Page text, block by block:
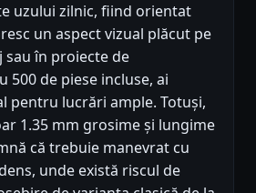
uzului zilnic, fiind orientat
un aspect vizual plăcut pe
sau în proiecte de
500 de piese incluse, ai
pentru lucrări ample. Totuși,
1.35 mm grosime și lungime
că trebuie manevrat cu
unde există riscul de